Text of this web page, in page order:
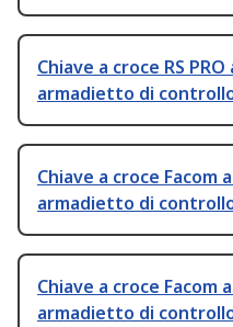
Chiave a croce RS
armadietto di
Chiave a croce Facom
armadietto di
Chiave a croce Facom
armadietto di